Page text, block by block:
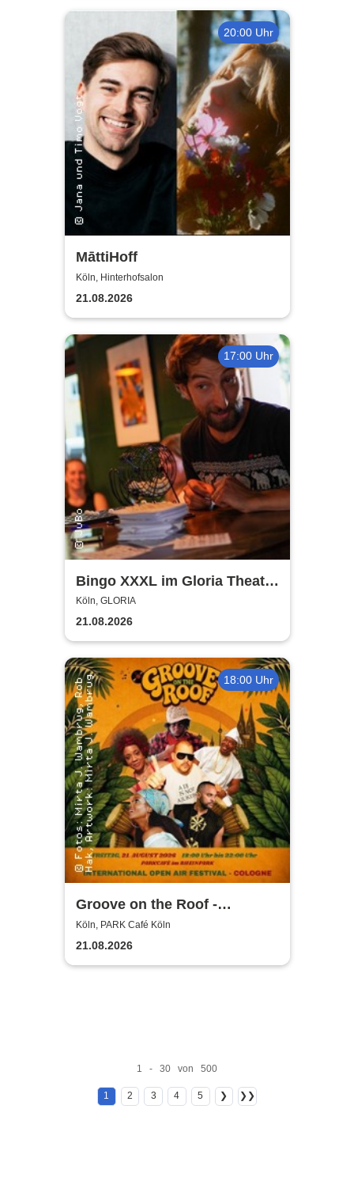
20:00 Uhr
MāttiHoff
Köln, Hinterhofsalon
21.08.2026
17:00 Uhr
Bingo XXXL im Gloria Theater
Köln
Köln, GLORIA
21.08.2026
18:00 Uhr
Groove on the Roof -
Intercont. Acoustics &
Funksitzung präsentieren
Köln, PARK Café Köln
21.08.2026
1 - 30 von 500
1 2 3 4 5 ❯ ❯❯